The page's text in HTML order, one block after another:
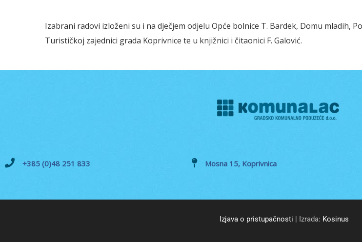
Izabrani radovi izloženi su i na dječjem odjelu Opće bolnice T. Bardek, Domu mladih,
Turističkoj zajednici grada Koprivnice te u knjižnici i čitaonici F. Galović.
+385 (0)48 251 833 Mosna 15, Koprivnica
Izjava o pristupačnosti | Izrada: Kosinus